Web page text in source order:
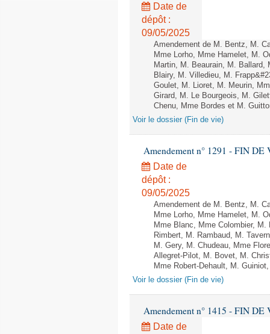
Date de
dépôt :
09/05/2025
Amendement de M. Bentz, M.
Mme Lorho, Mme Hamelet, M.
Martin, M. Beaurain, M. Ballard,
Blairy, M. Villedieu, M.
Goulet, M. Lioret, M. Meurin,
Girard, M. Le Bourgeois, M.
Chenu, Mme Bordes et M.
Voir le dossier (Fin de vie)
Amendement n° 1291 - FIN DE
Date de
dépôt :
09/05/2025
Amendement de M. Bentz, M.
Mme Lorho, Mme Hamelet, M.
Mme Blanc, Mme Colombier,
Rimbert, M. Rambaud, M.
M. Gery, M. Chudeau, Mme
Allegret-Pilot, M. Bovet, M.
Mme Robert-Dehault, M.
Voir le dossier (Fin de vie)
Amendement n° 1415 - FIN DE
Date de